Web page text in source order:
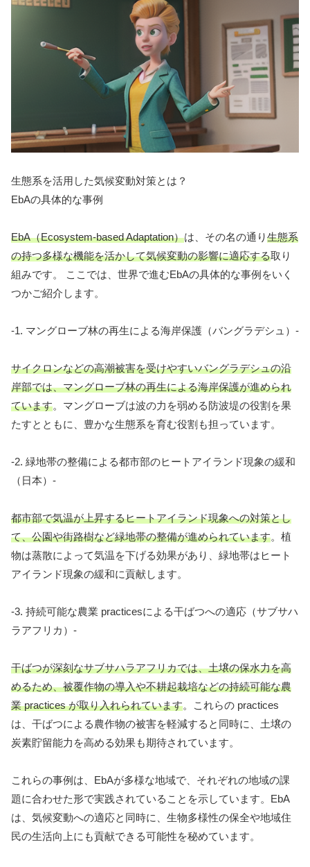
生態系を活用した気候変動対策とは？
EbAの具体的な事例
EbA（Ecosystem-based Adaptation）は、その名の通り生態系
の持つ多様な機能を活かして気候変動の影響に適応する取り
組みです。 ここでは、世界で進むEbAの具体的な事例をいく
つかご紹介します。
-1. マングローブ林の再生による海岸保護（バングラデシュ）-
サイクロンなどの高潮被害を受けやすいバングラデシュの沿
岸部では、マングローブ林の再生による海岸保護が進められ
ています。マングローブは波の力を弱める防波堤の役割を果
たすとともに、豊かな生態系を育む役割も担っています。
-2. 緑地帯の整備による都市部のヒートアイランド現象の緩和
（日本）-
都市部で気温が上昇するヒートアイランド現象への対策とし
て、公園や街路樹など緑地帯の整備が進められています。植
物は蒸散によって気温を下げる効果があり、緑地帯はヒート
アイランド現象の緩和に貢献します。
-3. 持続可能な農業 practicesによる干ばつへの適応（サブサハ
ラアフリカ）-
干ばつが深刻なサブサハラアフリカでは、土壌の保水力を高
めるため、被覆作物の導入や不耕起栽培などの持続可能な農
業 practices が取り入れられています。これらの practices
は、干ばつによる農作物の被害を軽減すると同時に、土壌の
炭素貯留能力を高める効果も期待されています。
これらの事例は、EbAが多様な地域で、それぞれの地域の課
題に合わせた形で実践されていることを示しています。EbA
は、気候変動への適応と同時に、生物多様性の保全や地域住
民の生活向上にも貢献できる可能性を秘めています。